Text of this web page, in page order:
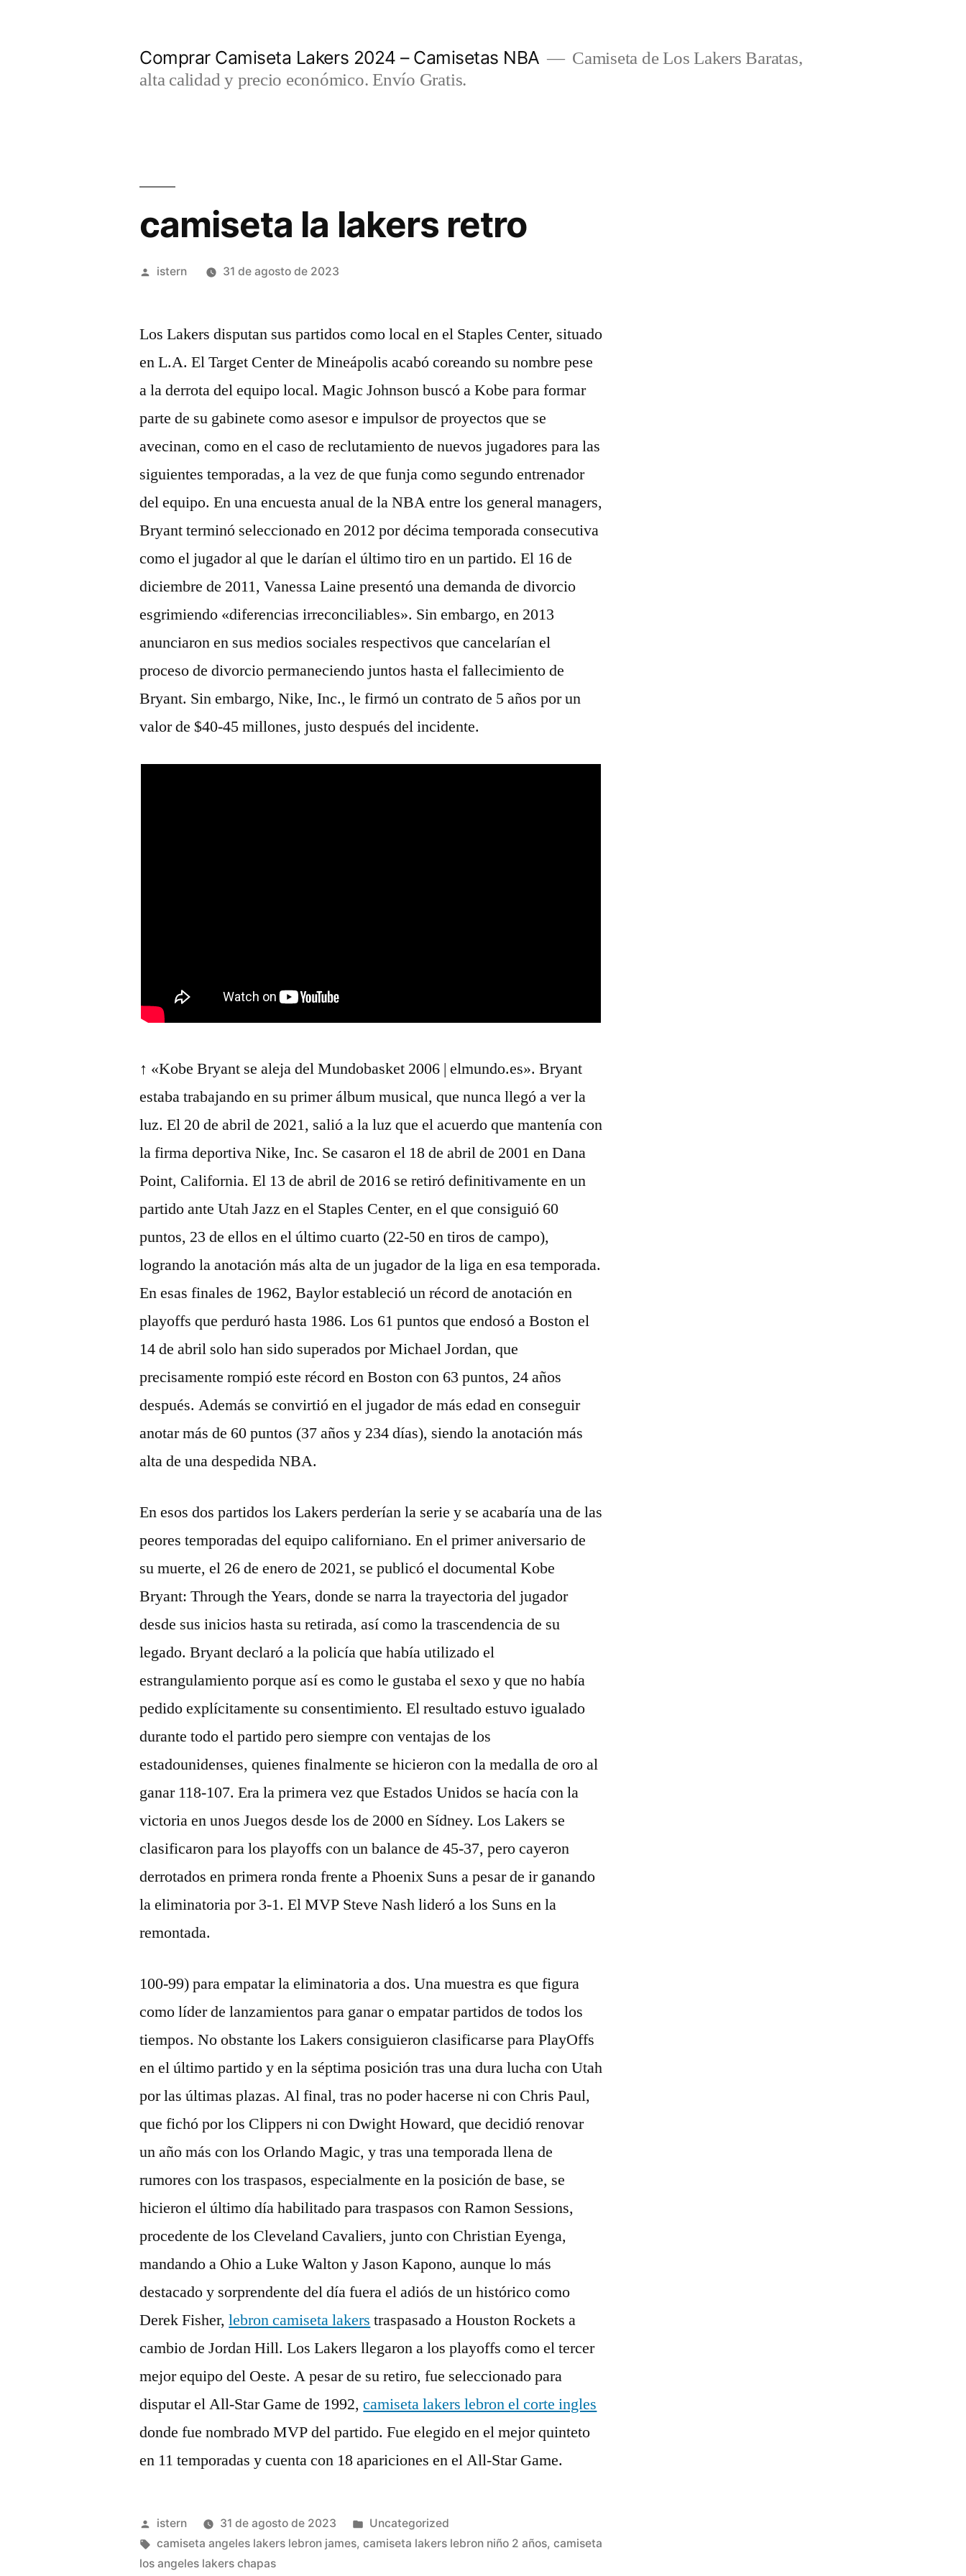
Comprar Camiseta Lakers 2024 – Camisetas NBA
Camiseta de Los Lakers Baratas,
alta calidad y precio económico. Envío Gratis.
camiseta la lakers retro
Publicado
istern 31 de agosto de 2023
Los Lakers disputan sus partidos como local en el Staples Center, situado
en L.A. El Target Center de Mineápolis acabó coreando su nombre pese
a la derrota del equipo local. Magic Johnson buscó a Kobe para formar
parte de su gabinete como asesor e impulsor de proyectos que se
avecinan, como en el caso de reclutamiento de nuevos jugadores para las
siguientes temporadas, a la vez de que funja como segundo entrenador
del equipo. En una encuesta anual de la NBA entre los general managers,
Bryant terminó seleccionado en 2012 por décima temporada consecutiva
como el jugador al que le darían el último tiro en un partido. El 16 de
diciembre de 2011, Vanessa Laine presentó una demanda de divorcio
esgrimiendo «diferencias irreconciliables». Sin embargo, en 2013
anunciaron en sus medios sociales respectivos que cancelarían el
proceso de divorcio permaneciendo juntos hasta el fallecimiento de
Bryant. Sin embargo, Nike, Inc., le firmó un contrato de 5 años por un
valor de $40-45 millones, justo después del incidente.
↑ «Kobe Bryant se aleja del Mundobasket 2006 | elmundo.es». Bryant
estaba trabajando en su primer álbum musical, que nunca llegó a ver la
luz. El 20 de abril de 2021, salió a la luz que el acuerdo que mantenía con
la firma deportiva Nike, Inc. Se casaron el 18 de abril de 2001 en Dana
Point, California. El 13 de abril de 2016 se retiró definitivamente en un
partido ante Utah Jazz en el Staples Center, en el que consiguió 60
puntos, 23 de ellos en el último cuarto (22-50 en tiros de campo),
logrando la anotación más alta de un jugador de la liga en esa temporada.
En esas finales de 1962, Baylor estableció un récord de anotación en
playoffs que perduró hasta 1986. Los 61 puntos que endosó a Boston el
14 de abril solo han sido superados por Michael Jordan, que
precisamente rompió este récord en Boston con 63 puntos, 24 años
después. Además se convirtió en el jugador de más edad en conseguir
anotar más de 60 puntos (37 años y 234 días), siendo la anotación más
alta de una despedida NBA.
En esos dos partidos los Lakers perderían la serie y se acabaría una de las
peores temporadas del equipo californiano. En el primer aniversario de
su muerte, el 26 de enero de 2021, se publicó el documental Kobe
Bryant: Through the Years, donde se narra la trayectoria del jugador
desde sus inicios hasta su retirada, así como la trascendencia de su
legado. Bryant declaró a la policía que había utilizado el
estrangulamiento porque así es como le gustaba el sexo y que no había
pedido explícitamente su consentimiento. El resultado estuvo igualado
durante todo el partido pero siempre con ventajas de los
estadounidenses, quienes finalmente se hicieron con la medalla de oro al
ganar 118-107. Era la primera vez que Estados Unidos se hacía con la
victoria en unos Juegos desde los de 2000 en Sídney. Los Lakers se
clasificaron para los playoffs con un balance de 45-37, pero cayeron
derrotados en primera ronda frente a Phoenix Suns a pesar de ir ganando
la eliminatoria por 3-1. El MVP Steve Nash lideró a los Suns en la
remontada.
100-99) para empatar la eliminatoria a dos. Una muestra es que figura
como líder de lanzamientos para ganar o empatar partidos de todos los
tiempos. No obstante los Lakers consiguieron clasificarse para PlayOffs
en el último partido y en la séptima posición tras una dura lucha con Utah
por las últimas plazas. Al final, tras no poder hacerse ni con Chris Paul,
que fichó por los Clippers ni con Dwight Howard, que decidió renovar
un año más con los Orlando Magic, y tras una temporada llena de
rumores con los traspasos, especialmente en la posición de base, se
hicieron el último día habilitado para traspasos con Ramon Sessions,
procedente de los Cleveland Cavaliers, junto con Christian Eyenga,
mandando a Ohio a Luke Walton y Jason Kapono, aunque lo más
destacado y sorprendente del día fuera el adiós de un histórico como
Derek Fisher,lebron camiseta lakers traspasado a Houston Rockets a
cambio de Jordan Hill. Los Lakers llegaron a los playoffs como el tercer
mejor equipo del Oeste. A pesar de su retiro, fue seleccionado para
disputar el All-Star Game de 1992,camiseta lakers lebron el corte ingles
donde fue nombrado MVP del partido. Fue elegido en el mejor quinteto
en 11 temporadas y cuenta con 18 apariciones en el All-Star Game.
Publicado
por
istern 31 de agosto de 2023
Publicado
en
Uncategorized
Etiquetas:
camiseta angeles lakers lebron james,camiseta lakers lebron niño 2 años,camiseta
los angeles lakers chapas